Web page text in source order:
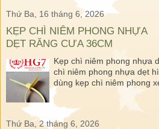
Thứ Ba, 16 tháng 6, 2026
KẸP CHÌ NIÊM PHONG NHỰA
DẸT RĂNG CƯA 36CM
Kẹp chì niêm phong nhựa
chì niêm phong nhựa dẹt
dùng kẹp chì niêm phong
Thứ Ba, 2 tháng 6, 2026